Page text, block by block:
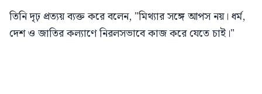
তিনি দৃঢ় প্রত্যয় ব্যক্ত করে বলেন, "মিথ্যার সঙ্গে আপস নয়। ধর্ম,
দেশ ও জাতির কল্যাণে নিরলসভাবে কাজ করে যেতে চাই।"